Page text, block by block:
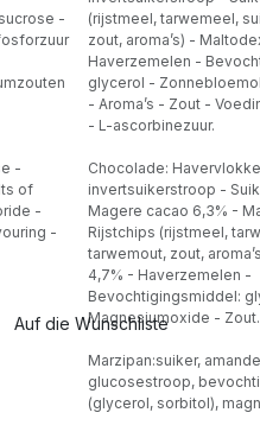
-
-
of
-
-
Auf die Wunschliste
(rijstmeel, tarwemeel,
zout, aroma’s) -
Haverzemelen -
glycerol -
- Aroma’s - Zout -
- L-ascorbinezuur.
Chocolade:
invertsuikerstroop -
Magere cacao 6,3% -
Rijstchips (rijstmeel,
tarwemout, zout,
4,7% - Haverzemelen -
Bevochtigingsmiddel:
Magnesiumoxide - Zout.
Marzipan:suiker,
glucosestroop,
(glycerol, sorbitol),